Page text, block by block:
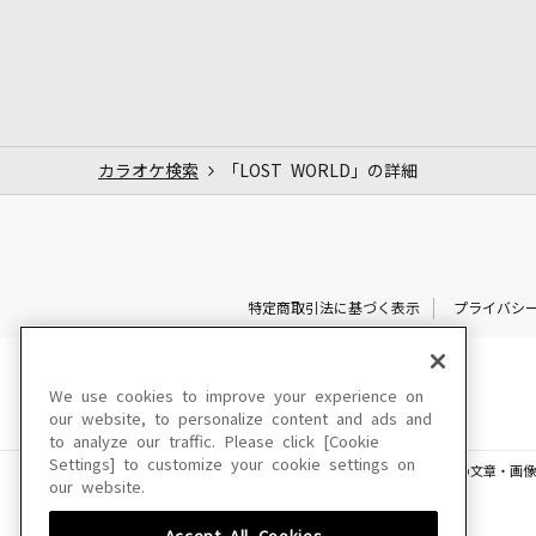
カラオケ検索 「LOST WORLD」の詳細
特定商取引法に基づく表示 プライバシ
このサイトに掲載されている一切の文章・画
We use cookies to improve your experience on
our website, to personalize content and ads and
to analyze our traffic. Please click [Cookie
Settings] to customize your cookie settings on
our website.